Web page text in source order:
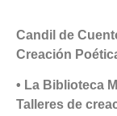
Candil de
Creación
• La Biblioteca
Talleres de